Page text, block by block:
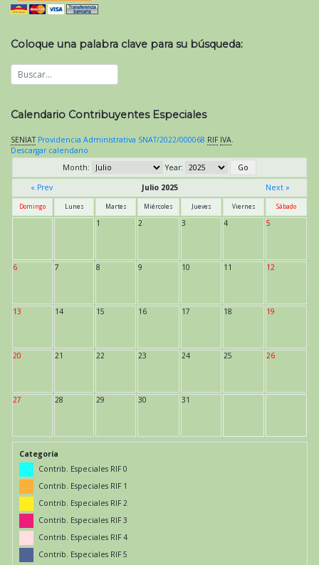
Coloque una palabra clave para su búsqueda:
Calendario Contribuyentes Especiales
SENIAT Providencia Administrativa SNAT/2022/000068 RIF IVA.
Descargar calendario
Month:
Year:
« Prev
Julio 2025 Next »
Domingo Lunes Martes Miércoles Jueves Viernes Sábado
1 2 3 4 5
6 7 8 9 10 11 12
13 14 15 16 17 18 19
20 21 22 23 24 25 26
27 28 29 30 31
Categoría
Contrib. Especiales RIF 0
Contrib. Especiales RIF 1
Contrib. Especiales RIF 2
Contrib. Especiales RIF 3
Contrib. Especiales RIF 4
Contrib. Especiales RIF 5